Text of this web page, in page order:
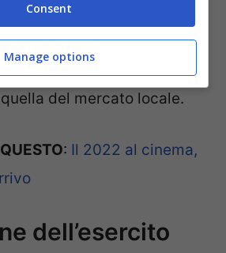
il successo infatti non
del consenso
serve un’audience
del mercato locale.
: Il 2022 al cinema,
dell’esercito
Consent
Manage options